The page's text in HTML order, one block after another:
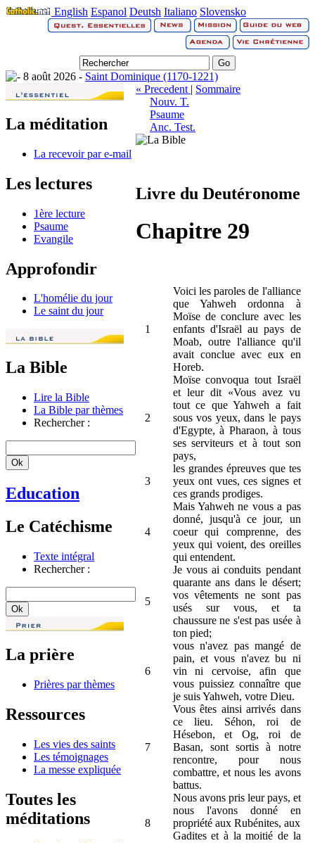
English Espanol Deutsh Italiano Slovensko
8 août 2026 - Saint Dominique (1170-1221)
La méditation
La recevoir par e-mail
Les lectures
1ère lecture
Psaume
Evangile
Approfondir
L'homélie du jour
Le saint du jour
La Bible
Lire la Bible
La Bible par thèmes
Rechercher :
Education
Le Catéchisme
Texte intégral
Rechercher :
La prière
Prières par thèmes
Ressources
Les vies des saints
Les témoignages
La messe expliquée
Toutes les
méditations
« Precedent | Sommaire
Nouv. T.
Psaume
Anc. Test.
Livre du Deutéronome
Chapitre 29
1
Voici les paroles de l'alliance
que Yahweh ordonna à
Moïse de conclure avec les
enfants d'Israël au pays de
Moab, outre l'alliance qu'il
avait conclue avec eux en
Horeb.
2
Moïse convoqua tout Israël
et leur dit «Vous avez vu
tout ce que Yahweh a fait
sous vos yeux, dans le pays
d'Egypte, à Pharaon, à tous
ses serviteurs et à tout son
pays,
3
les grandes épreuves que tes
yeux ont vues, ces signes et
ces grands prodiges.
4
Mais Yahweh ne vous a pas
donné, jusqu'à ce jour, un
coeur qui comprenne, des
yeux qui voient, des oreilles
qui entendent.
5
Je vous ai conduits pendant
quarante ans dans le désert;
vos vêtements ne sont pas
usés sur vous, et ta
chaussure ne s'est pas usée à
ton pied;
6
vous n'avez pas mangé de
pain, et vous n'avez bu ni
vin ni cervoise, afin que
vous puissiez connaître que
je suis Yahweh, votre Dieu.
7
Vous êtes ainsi arrivés dans
ce lieu. Séhon, roi de
Hésebon, et Og, roi de
Basan, sont sortis à notre
rencontre, pour nous
combattre, et nous les avons
battus.
8
Nous avons pris leur pays, et
nous l'avons donné en
propriété aux Rubénites, aux
Gadites et à la moitié de la